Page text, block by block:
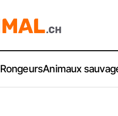
RongeursAnimaux